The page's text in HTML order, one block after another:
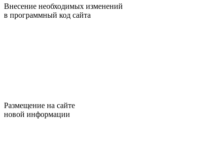
Внесение необходимых изменений
в программный код сайта
Размещение на сайте
новой информации